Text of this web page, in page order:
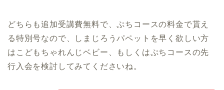
どちらも追加受講費無料で、ぷちコースの料金で貰え
る特別号なので、しまじろうパペットを早く欲しい方
はこどもちゃれんじベビー、もしくはぷちコースの先
行入会を検討してみてくださいね。